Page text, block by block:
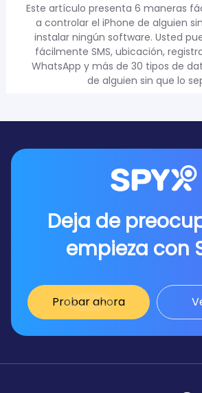
Este artículo presenta 6 maneras
a controlar el iPhone de alguien
instalar ningún software. Usted
fácilmente SMS, ubicación,
WhatsApp y más de 30 tipos de
de alguien sin que lo
Deja de
empieza con
Probar ahora